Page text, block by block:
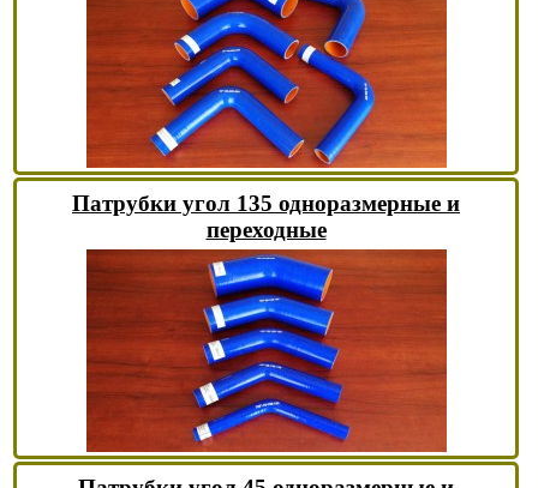
Патрубки угол 135 одноразмерные и
переходные